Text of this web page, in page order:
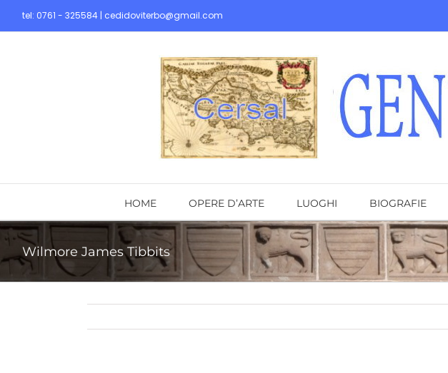
tel: 0761 - 325584 | cedidoviterbo@gmail.com
HOME OPERE D’ARTE LUOGHI BIOGRAFIE
Wilmore James Tibbits